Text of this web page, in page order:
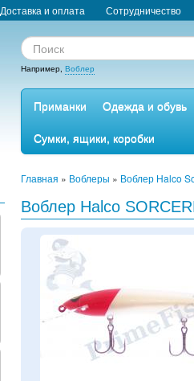
Доставка и оплата Сотрудничество
Например, Воблер
Приманки
Одежда и обувь
Сумки, ящики, коробки
Главная » Воблеры » Воблер Halco
Воблер Halco